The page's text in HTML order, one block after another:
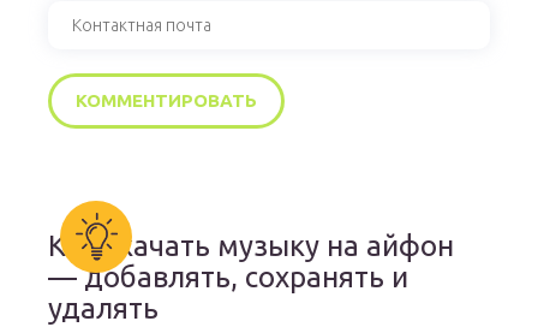
Как скачать музыку на айфон
— добавлять, сохранять и
удалять